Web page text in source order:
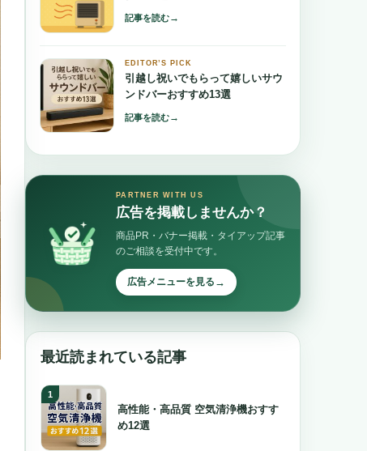
記事を読む→
EDITOR’S PICK
引越し祝いでもらって嬉しいサウ
ンドバーおすすめ13選
記事を読む→
PARTNER WITH US
広告を掲載しませんか？
商品PR・バナー掲載・タイアップ記事
のご相談を受付中です。
広告メニューを見る →
最近読まれている記事
高性能・高品質 空気清浄機おすす
め12選